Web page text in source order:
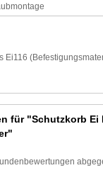
Ei116
für "Schutzkorb Ei